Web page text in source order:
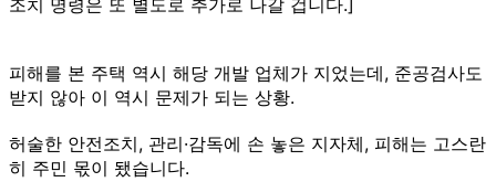
피해를 본 주택 역시 해당 개발 업체가 지었는데, 준공검사도
받지 않아 이 역시 문제가 되는 상황.
허술한 안전조치, 관리·감독에 손 놓은 지자체, 피해는 고스란
히 주민 몫이 됐습니다.